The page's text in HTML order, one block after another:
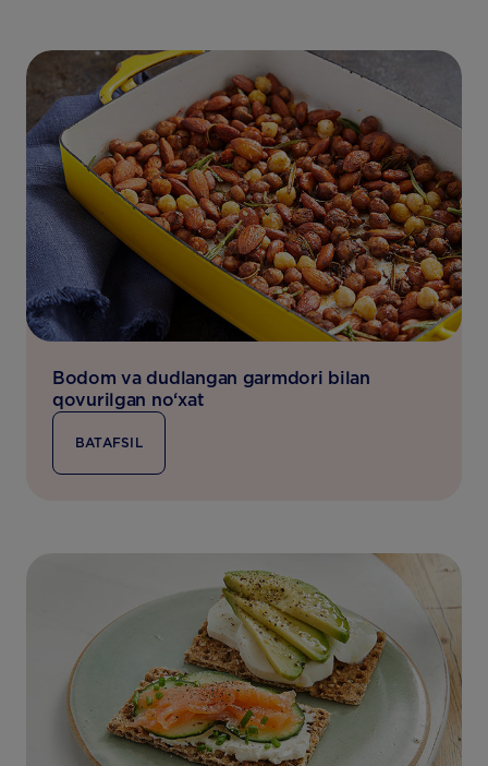
Bodom va dudlangan garmdori bilan
qovurilgan no‘xat
BATAFSIL